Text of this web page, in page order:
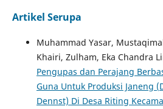
Artikel Serupa
Muhammad Yasar,
Khairi, Zulham, Eka Chandra
Pengupas dan Perajang
Guna Untuk Produksi Janeng
Dennst) Di Desa Riting